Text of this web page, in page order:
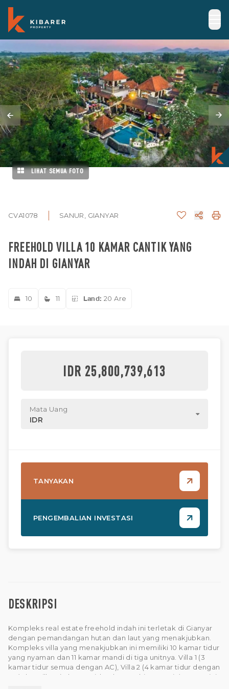
LIHAT SEMUA FOTO
CVA1078 SANUR, GIANYAR
FREEHOLD VILLA 10 KAMAR CANTIK YANG
INDAH DI GIANYAR
10 11 Land: 20 Are
DESKRIPSI
Kompleks real estate freehold indah ini terletak di Gianyar
dengan pemandangan hutan dan laut yang menakjubkan.
Kompleks villa yang menakjubkan ini memiliki 10 kamar tidur
yang nyaman dan 11 kamar mandi di tiga unitnya. Villa 1 (3
kamar tidur semua dengan AC), Villa 2 (4 kamar tidur dengan
AC) dan Villa 3 (3 kamar tidur dengan kipas angin). Kamar ini
IDR 25,800,739,613
Mata Uang
IDR
TANYAKAN
PENGEMBALIAN INVESTASI